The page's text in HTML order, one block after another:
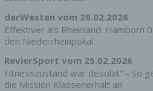
derWesten vom 26.02.2026
Effektiver als Rheinland: Hamborn
den Niederrheinpokal
RevierSport vom 25.02.2026
Fitnesszustand war desolat" - So
die Mission Klassenerhalt an